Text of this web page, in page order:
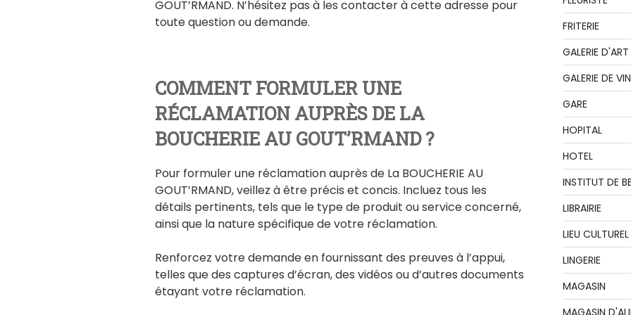
GOUT’RMAND. N’hésitez pas à les contacter à cette adresse pour
toute question ou demande.
COMMENT FORMULER UNE
RÉCLAMATION AUPRÈS DE LA
BOUCHERIE AU GOUT’RMAND ?
Pour formuler une réclamation auprès de La BOUCHERIE AU
GOUT’RMAND, veillez à être précis et concis. Incluez tous les
détails pertinents, tels que le type de produit ou service concerné,
ainsi que la nature spécifique de votre réclamation.
Renforcez votre demande en fournissant des preuves à l’appui,
telles que des captures d’écran, des vidéos ou d’autres documents
étayant votre réclamation.
FRITERIE
GALERIE D'ART
GALERIE DE
GARE
HOPITAL
HOTEL
INSTITUT DE
LIBRAIRIE
LIEU CULTUREL
LINGERIE
MAGASIN